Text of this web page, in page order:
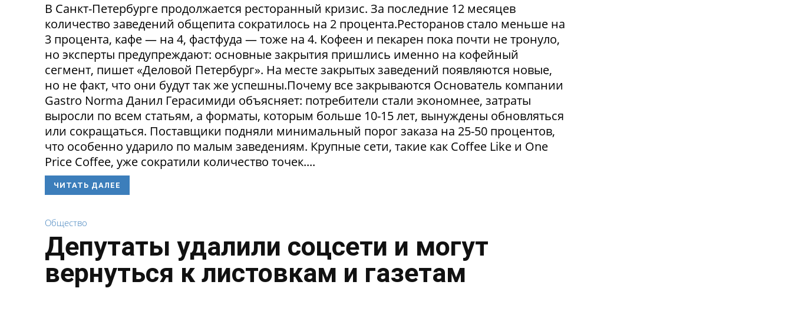
В Санкт-Петербурге продолжается ресторанный кризис. За последние 12 месяцев
количество заведений общепита сократилось на 2 процента.Ресторанов стало меньше на
3 процента, кафе — на 4, фастфуда — тоже на 4. Кофеен и пекарен пока почти не тронуло,
но эксперты предупреждают: основные закрытия пришлись именно на кофейный
сегмент, пишет «Деловой Петербург». На месте закрытых заведений появляются новые,
но не факт, что они будут так же успешны.Почему все закрываются Основатель компании
Gastro Norma Данил Герасимиди объясняет: потребители стали экономнее, затраты
выросли по всем статьям, а форматы, которым больше 10-15 лет, вынуждены обновляться
или сокращаться. Поставщики подняли минимальный порог заказа на 25-50 процентов,
что особенно ударило по малым заведениям. Крупные сети, такие как Coffee Like и One
Price Coffee, уже сократили количество точек....
ЧИТАТЬ ДАЛЕЕ
Общество
Депутаты удалили соцсети и могут
вернуться к листовкам и газетам